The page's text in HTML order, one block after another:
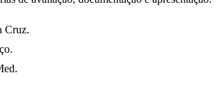
Cruz.